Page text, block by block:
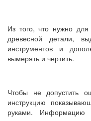
Из того, что нужно для
древесной детали,
инструментов и
вымерять и чертить.
Чтобы не допустить
инструкцию
руками. Информацию